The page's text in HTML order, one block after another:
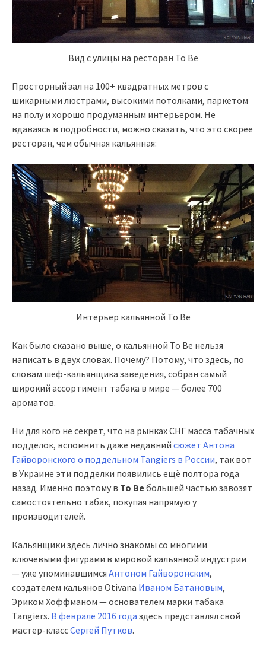
Вид с улицы на ресторан To Be
Просторный зал на 100+ квадратных метров с
шикарными люстрами, высокими потолками, паркетом
на полу и хорошо продуманным интерьером. Не
вдаваясь в подробности, можно сказать, что это скорее
ресторан, чем обычная кальянная:
Интерьер кальянной To Be
Как было сказано выше, о кальянной To Be нельзя
написать в двух словах. Почему? Потому, что здесь, по
словам шеф-кальянщика заведения, собран самый
широкий ассортимент табака в мире — более 700
ароматов.
Ни для кого не секрет, что на рынках СНГ масса табачных
подделок, вспомнить даже недавний сюжет Антона
Гайворонского о поддельном Tangiers в России, так вот
в Украине эти подделки появились ещё полтора года
назад. Именно поэтому в To Beбольшей частью завозят
самостоятельно табак, покупая напрямую у
производителей.
Кальянщики здесь лично знакомы со многими
ключевыми фигурами в мировой кальянной индустрии
— уже упоминавшимся Антоном Гайворонским,
создателем кальянов Otivana Иваном Батановым,
Эриком Хоффманом — основателем марки табака
Tangiers. В феврале 2016 года здесь представлял свой
мастер-классСергей Путков.